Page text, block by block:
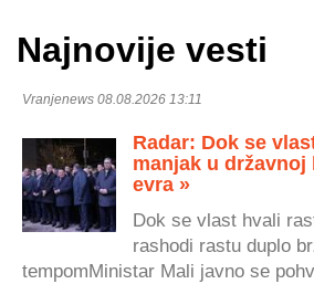
Najnovije vesti
Vranjenews 08.08.2026 13:11
Radar: Dok se
manjak u
evra »
Dok se vlast hvali
rashodi rastu duplo
tempomMinistar Mali javno se